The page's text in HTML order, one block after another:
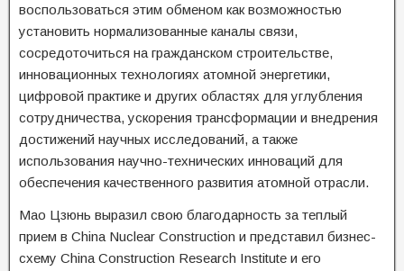
воспользоваться этим обменом как возможностью
установить нормализованные каналы связи,
сосредоточиться на гражданском строительстве,
инновационных технологиях атомной энергетики,
цифровой практике и других областях для углубления
сотрудничества, ускорения трансформации и внедрения
достижений научных исследований, а также
использования научно-технических инноваций для
обеспечения качественного развития атомной отрасли.
Мао Цзюнь выразил свою благодарность за теплый
прием в China Nuclear Construction и представил бизнес-
схему China Construction Research Institute и его